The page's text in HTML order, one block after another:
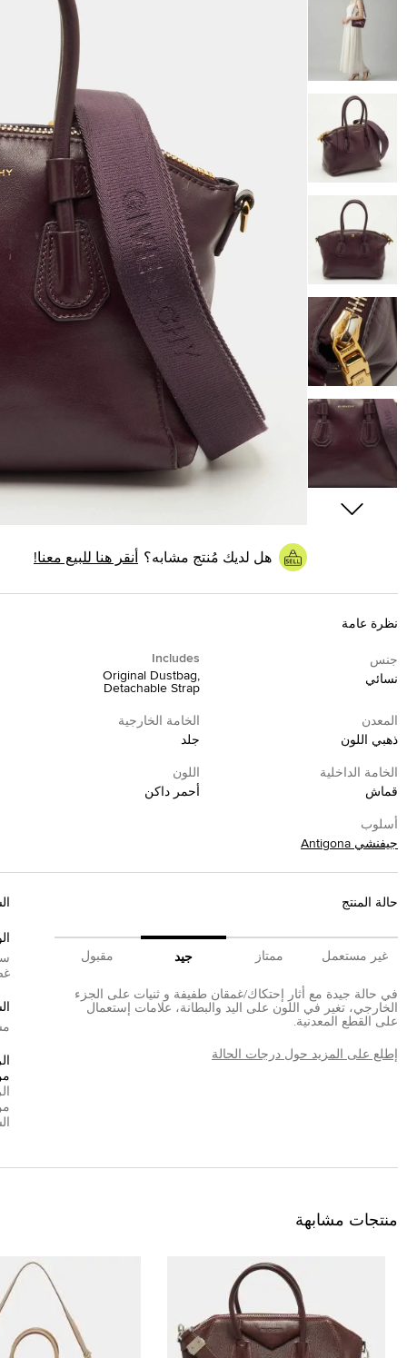
هل لديك مُنتج مشابه؟ أنقر هنا للبيع معنا!
نظرة عامة
جنس
نسائي
Includes
Original Dustbag,
Detachable Strap
المعدن
ذهبي اللون
الخامة الخارجية
جلد
الخامة الداخلية
قماش
اللون
أحمر داكن
أسلوب
جيفنشي Antigona
حالة المنتج
غير مستعمل ممتاز جيد مقبول
في حالة جيدة مع أثار إحتكاك/غمقان طفيفة و ثنيات على الجزء
الخارجي، تغير في اللون على اليد والبطانة، علامات إستعمال
على القطع المعدنية.
إطلع على المزيد حول درجات الحالة
منتجات مشابهة